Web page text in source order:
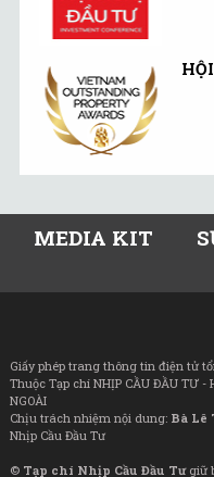
MEDIA KIT
Giấy phép trang thông tin điện tử
Thuộc Tạp chí NHỊP CẦU ĐẦU TƯ -
NGOÀI
Chịu trách nhiệm nội dung: Bà Lê
Nhịp Cầu Đầu Tư
© Tạp chí Nhịp Cầu Đầu Tưgiữ